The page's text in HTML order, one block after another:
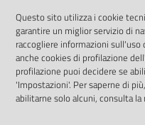
I dati personali pubblicati
previste dalla direttiva
36/2006
Questo sito utilizza i cookie
garantire un miglior servizio di
raccogliere informazioni
anche cookies di profilazione
profilazione puoi decidere se
'Impostazioni'. Per saperne di
abilitarne solo alcuni, consulta